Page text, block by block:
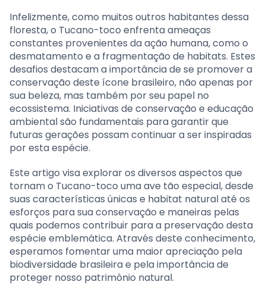
Infelizmente, como muitos outros habitantes dessa
floresta, o Tucano-toco enfrenta ameaças
constantes provenientes da ação humana, como o
desmatamento e a fragmentação de habitats. Estes
desafios destacam a importância de se promover a
conservação deste ícone brasileiro, não apenas por
sua beleza, mas também por seu papel no
ecossistema. Iniciativas de conservação e educação
ambiental são fundamentais para garantir que
futuras gerações possam continuar a ser inspiradas
por esta espécie.
Este artigo visa explorar os diversos aspectos que
tornam o Tucano-toco uma ave tão especial, desde
suas características únicas e habitat natural até os
esforços para sua conservação e maneiras pelas
quais podemos contribuir para a preservação desta
espécie emblemática. Através deste conhecimento,
esperamos fomentar uma maior apreciação pela
biodiversidade brasileira e pela importância de
proteger nosso patrimônio natural.